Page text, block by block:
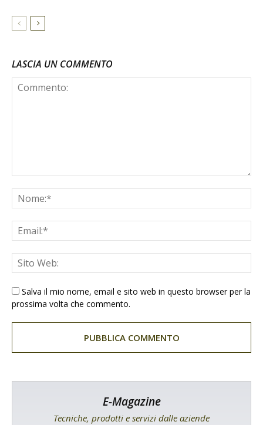
LASCIA UN COMMENTO
Salva il mio nome, email e sito web in questo browser per la
prossima volta che commento.
E-Magazine
Tecniche, prodotti e servizi dalle aziende